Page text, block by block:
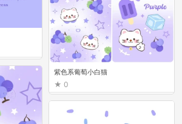
紫色系葡萄小白猫
0